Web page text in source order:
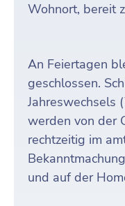
Wohnort, bereit
An Feiertagen
geschlossen.
Jahreswechsels
werden von der
rechtzeitig im
und auf der